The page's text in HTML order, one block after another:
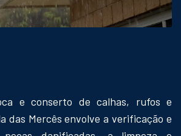
e conserto de calhas, rufos e
das Mercês envolve a verificação e